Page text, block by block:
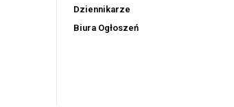
Dziennikarze
Biura Ogłoszeń